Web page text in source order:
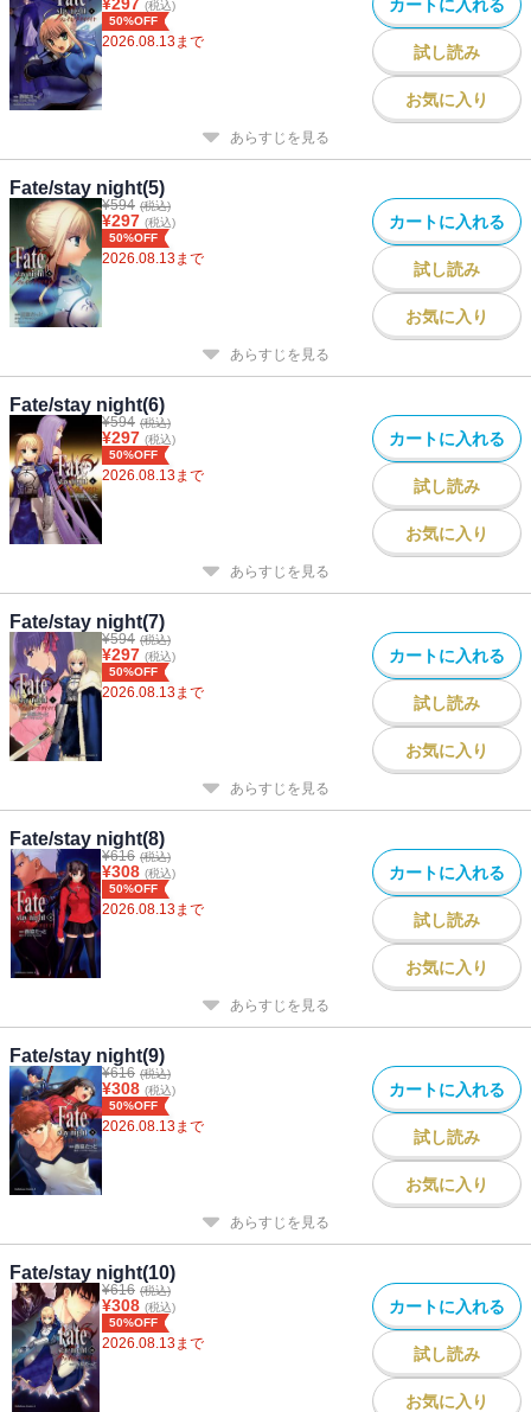
(税込)
50%OFF
2026.08.13まで
カートに入れる
試し読み
お気に入り
あらすじを見る
Fate/stay night(5)
¥594 (税込)
¥297 (税込)
50%OFF
2026.08.13まで
カートに入れる
試し読み
お気に入り
あらすじを見る
Fate/stay night(6)
¥594 (税込)
¥297 (税込)
50%OFF
2026.08.13まで
カートに入れる
試し読み
お気に入り
あらすじを見る
Fate/stay night(7)
¥594 (税込)
¥297 (税込)
50%OFF
2026.08.13まで
カートに入れる
試し読み
お気に入り
あらすじを見る
Fate/stay night(8)
¥616 (税込)
¥308 (税込)
50%OFF
2026.08.13まで
カートに入れる
試し読み
お気に入り
あらすじを見る
Fate/stay night(9)
¥616 (税込)
¥308 (税込)
50%OFF
2026.08.13まで
カートに入れる
試し読み
お気に入り
あらすじを見る
Fate/stay night(10)
¥616 (税込)
¥308 (税込)
50%OFF
2026.08.13まで
カートに入れる
試し読み
お気に入り